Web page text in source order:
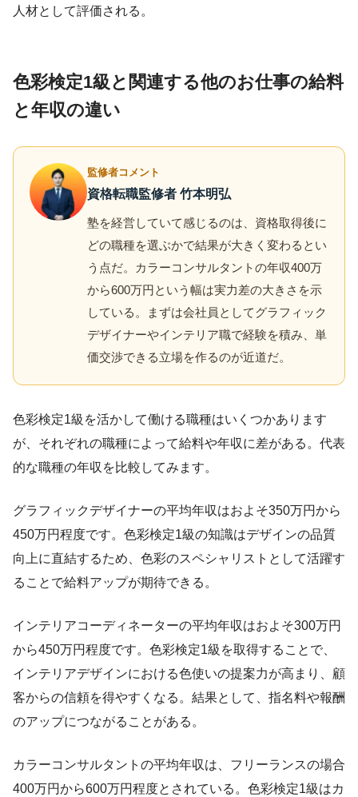
人材として評価される。
色彩検定1級と関連する他のお仕事の給料
と年収の違い
監修者コメント
資格転職監修者 竹本明弘
塾を経営していて感じるのは、資格取得後に
どの職種を選ぶかで結果が大きく変わるとい
う点だ。カラーコンサルタントの年収400万
から600万円という幅は実力差の大きさを示
している。まずは会社員としてグラフィック
デザイナーやインテリア職で経験を積み、単
価交渉できる立場を作るのが近道だ。
色彩検定1級を活かして働ける職種はいくつかあります
が、それぞれの職種によって給料や年収に差がある。代表
的な職種の年収を比較してみます。
グラフィックデザイナーの平均年収はおよそ350万円から
450万円程度です。色彩検定1級の知識はデザインの品質
向上に直結するため、色彩のスペシャリストとして活躍す
ることで給料アップが期待できる。
インテリアコーディネーターの平均年収はおよそ300万円
から450万円程度です。色彩検定1級を取得することで、
インテリアデザインにおける色使いの提案力が高まり、顧
客からの信頼を得やすくなる。結果として、指名料や報酬
のアップにつながることがある。
カラーコンサルタントの平均年収は、フリーランスの場合
400万円から600万円程度とされている。色彩検定1級はカ